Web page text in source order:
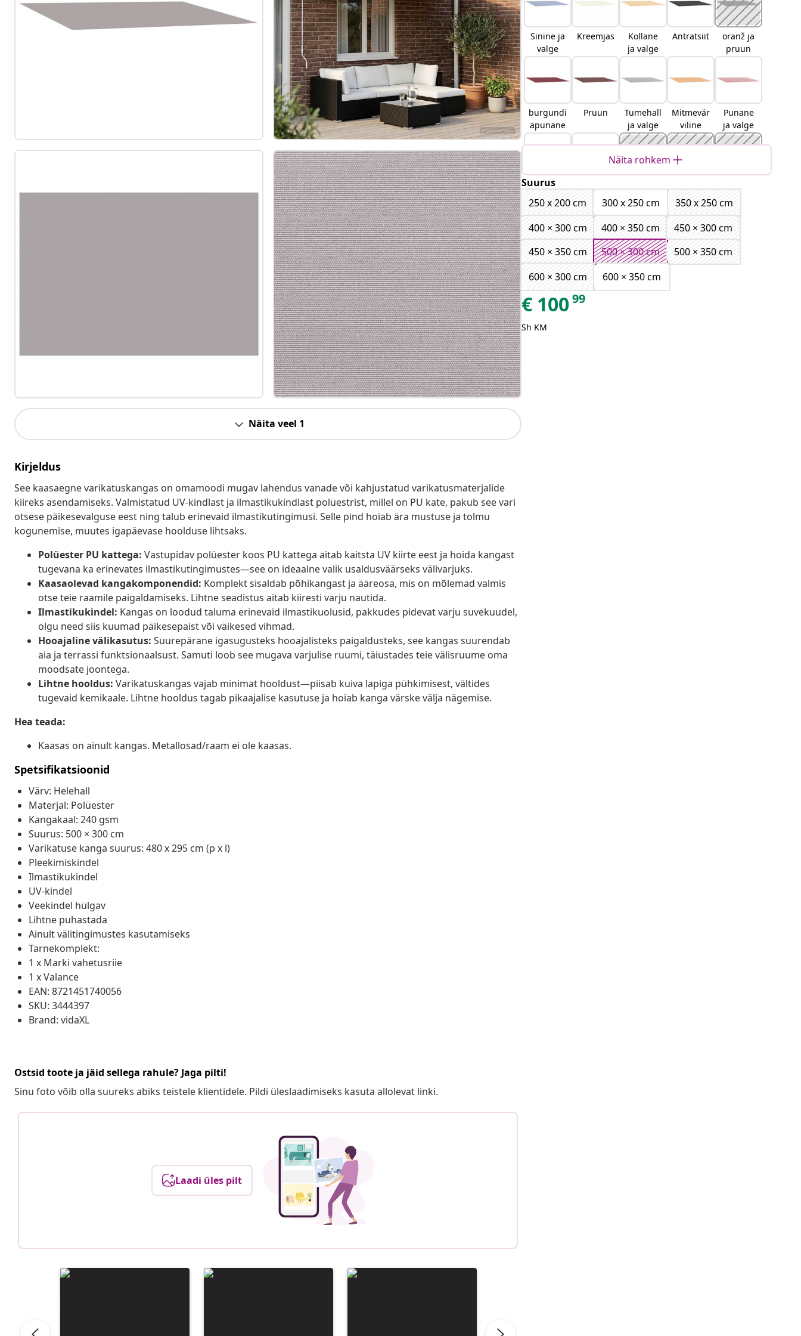
Näita veel 1
Kirjeldus
See kaasaegne varikatuskangas on omamoodi mugav lahendus vanade või kahjustatud varikatusmaterjalide
kiireks asendamiseks. Valmistatud UV-kindlast ja ilmastikukindlast polüestrist, millel on PU kate, pakub see vari
otsese päikesevalguse eest ning talub erinevaid ilmastikutingimusi. Selle pind hoiab ära mustuse ja tolmu
kogunemise, muutes igapäevase hoolduse lihtsaks.
Polüester PU kattega: Vastupidav polüester koos PU kattega aitab kaitsta UV kiirte eest ja hoida kangast
tugevana ka erinevates ilmastikutingimustes—see on ideaalne valik usaldusväärseks välivarjuks.
Kaasaolevad kangakomponendid: Komplekt sisaldab põhikangast ja ääreosa, mis on mõlemad valmis
otse teie raamile paigaldamiseks. Lihtne seadistus aitab kiiresti varju nautida.
Ilmastikukindel: Kangas on loodud taluma erinevaid ilmastikuolusid, pakkudes pidevat varju suvekuudel,
olgu need siis kuumad päikesepaist või väikesed vihmad.
Hooajaline välikasutus: Suurepärane igasugusteks hooajalisteks paigaldusteks, see kangas suurendab
aia ja terrassi funktsionaalsust. Samuti loob see mugava varjulise ruumi, täiustades teie välisruume oma
moodsate joontega.
Lihtne hooldus: Varikatuskangas vajab minimat hooldust—piisab kuiva lapiga pühkimisest, vältides
tugevaid kemikaale. Lihtne hooldus tagab pikaajalise kasutuse ja hoiab kanga värske välja nägemise.
Hea teada:
Kaasas on ainult kangas. Metallosad/raam ei ole kaasas.
Spetsifikatsioonid
Värv: Helehall
Materjal: Polüester
Kangakaal: 240 gsm
Suurus: 500 × 300 cm
Varikatuse kanga suurus: 480 x 295 cm (p x l)
Pleekimiskindel
Ilmastikukindel
UV-kindel
Veekindel hülgav
Lihtne puhastada
Ainult välitingimustes kasutamiseks
Tarnekomplekt:
1 x Marki vahetusriie
1 x Valance
EAN: 8721451740056
SKU: 3444397
Brand: vidaXL
Ostsid toote ja jäid sellega rahule? Jaga pilti!
Sinu foto võib olla suureks abiks teistele klientidele. Pildi üleslaadimiseks kasuta allolevat linki.
Laadi üles pilt
Sinine ja
valge
Kreemjas
Kollane
ja valge
Antratsiit
oranž ja
pruun
burgundi
apunane
Pruun
Tumehall
ja valge
Mitmevär
viline
Punane
ja valge
Sinine ja
oranž
Oranž ja
must
Must Beež Valge
Helehall Punane
Roheline
ja kollane
Roheline
Näita rohkem
Suurus
250 x 200 cm
300 x 250 cm
350 x 250 cm
400 × 300 cm
400 × 350 cm
450 × 300 cm
450 × 350 cm
500 × 300 cm
500 × 350 cm
600 × 300 cm
600 × 350 cm
€ 10099
Sh KM